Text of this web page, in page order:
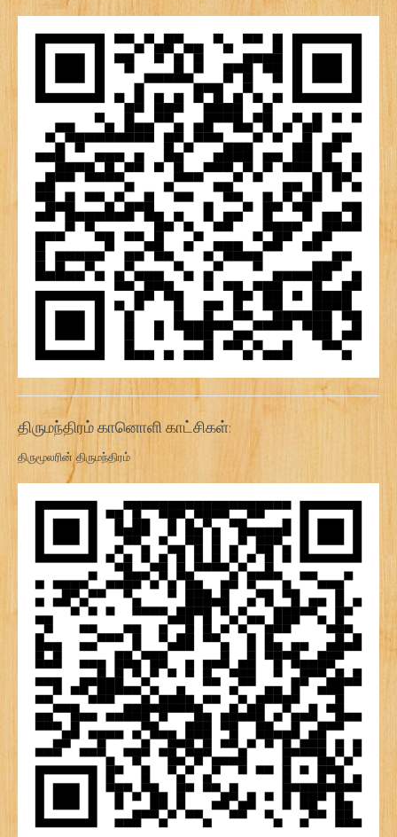
திருமந்திரம் கானொளி காட்சிகள்:
திருமூலரின் திருமந்திரம்